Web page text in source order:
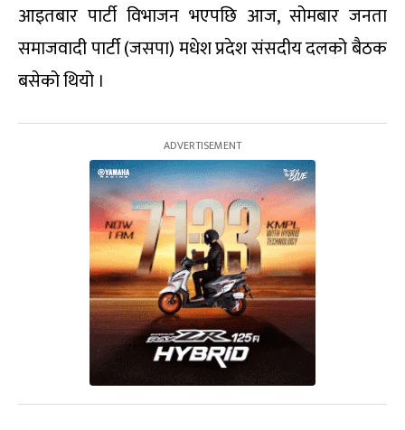
आइतबार पार्टी विभाजन भएपछि आज, सोमबार जनता
समाजवादी पार्टी (जसपा) मधेश प्रदेश संसदीय दलको बैठक
बसेको थियो ।